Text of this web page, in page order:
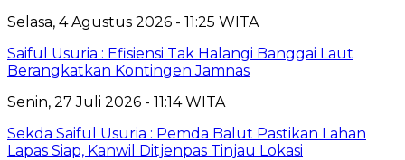
Selasa, 4 Agustus 2026 - 11:25 WITA
Saiful Usuria : Efisiensi Tak Halangi Banggai Laut
Berangkatkan Kontingen Jamnas
Senin, 27 Juli 2026 - 11:14 WITA
Sekda Saiful Usuria : Pemda Balut Pastikan Lahan
Lapas Siap, Kanwil Ditjenpas Tinjau Lokasi